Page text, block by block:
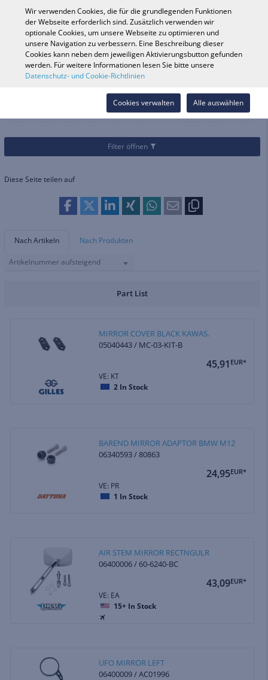
Fahrzeugsuche
Shop durchsuchen
Kategorien Teile & Zubehör
Spiegel
Filter öffnen
Diese Seite teilen auf
Nach Artikeln Nach Produkten
Artikelnummer aufsteigend
Part List
MIRROR COVER BLACK KAWAS.
05040443 / MC-03-KIT-B
45,91 EUR*
VE: KT
2 In Stock
BAREND MIRROR ADAPTOR BMW M12
06340593 / 80863
24,95EUR*
VE: PR
1 In Stock
AIR STEM MIRROR RECTNGULR
06400006 / 60-6240-BC
43,09EUR*
VE: EA
15+ In Stock
UFO MIRROR LEFT
06400009 / AC01996
Wir verwenden Cookies, die für die grundlegenden Funktionen
der Webseite erforderlich sind. Zusätzlich verwenden wir
optionale Cookies, um unsere Webseite zu optimieren und
unsere Navigation zu verbessern. Eine Beschreibung dieser
Cookies kann neben dem jeweiligen Aktivierungsbutton gefunden
werden. Für weitere Informationen lesen Sie bitte unsere
Datenschutz- und Cookie-Richtlinien
Alle auswählen
Cookies verwalten